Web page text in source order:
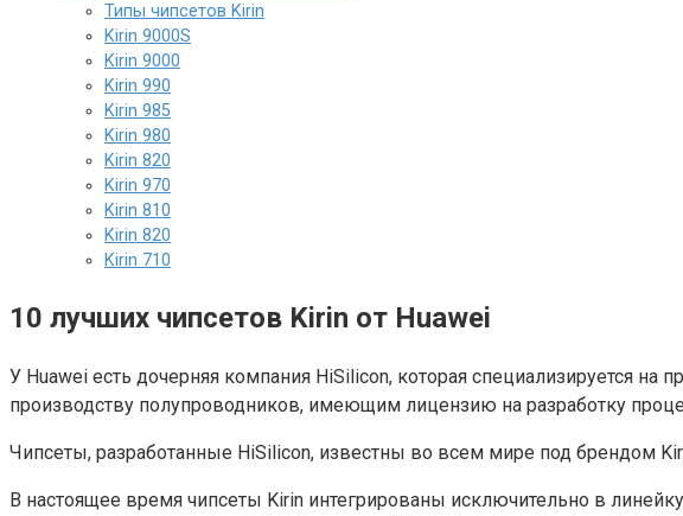
Типы чипсетов Kirin
Kirin 9000S
Kirin 9000
Kirin 990
Kirin 985
Kirin 980
Kirin 820
Kirin 970
Kirin 810
Kirin 820
Kirin 710
10 лучших чипсетов Kirin от Huawei
У Huawei есть дочерняя компания HiSilicon, которая специализируется на
производству полупроводников, имеющим лицензию на разработку
Чипсеты, разработанные HiSilicon, известны во всем мире под брендом
В настоящее время чипсеты Kirin интегрированы исключительно в